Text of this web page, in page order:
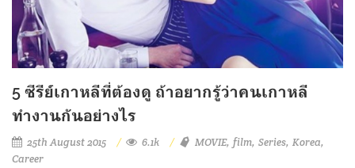
5 ซีรีย์เกาหลีที่ต้องดู ถ้าอยากรู้ว่าคนเกาหลี
ทำงานกันอย่างไร
25th August 2015 6.1k MOVIE film Series Korea
Career